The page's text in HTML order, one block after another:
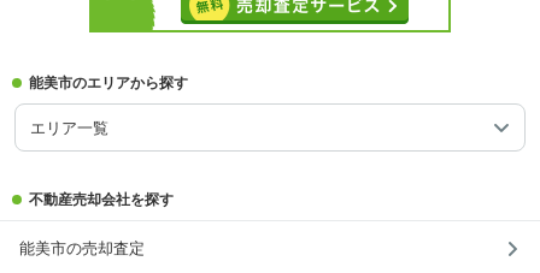
能美市のエリアから探す
エリア一覧
不動産売却会社を探す
能美市の売却査定